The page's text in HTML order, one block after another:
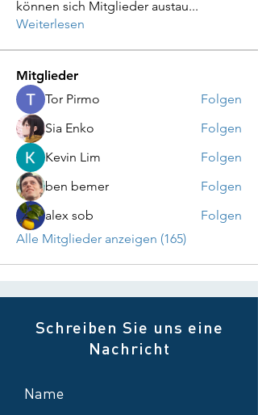
können sich Mitglieder austau...
Weiterlesen
Mitglieder
Tor Pirmo
Folgen
Sia Enko
Folgen
Kevin Lim
Folgen
ben bemer
Folgen
alex sob
Folgen
Alle Mitglieder anzeigen (165)
Schreiben Sie uns eine
Nachricht
Name